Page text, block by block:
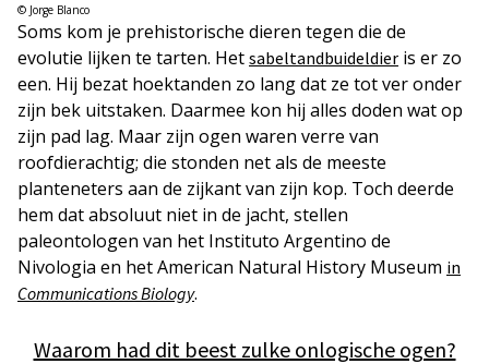
© Jorge Blanco
Soms kom je prehistorische dieren tegen die de
evolutie lijken te tarten. Het sabeltandbuideldier is er zo
een. Hij bezat hoektanden zo lang dat ze tot ver onder
zijn bek uitstaken. Daarmee kon hij alles doden wat op
zijn pad lag. Maar zijn ogen waren verre van
roofdierachtig; die stonden net als de meeste
planteneters aan de zijkant van zijn kop. Toch deerde
hem dat absoluut niet in de jacht, stellen
paleontologen van het Instituto Argentino de
Nivologia en het American Natural History Museum in
Communications Biology.
Waarom had dit beest zulke onlogische ogen?